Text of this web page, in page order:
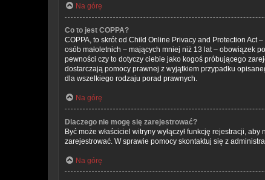
Na górę
Co to jest COPPA?
COPPA, to skrót od Child Online Privacy and Protection Act
osób małoletnich – mających mniej niż 13 lat – obowiązek
pewności czy to dotyczy ciebie jako kogoś próbującego
dostarczają pomocy prawnej z wyjątkiem przypadku
dla wszelkiego rodzaju porad prawnych.
Na górę
Dlaczego nie mogę się zarejestrować?
Być może właściciel witryny wyłączył funkcję rejestracji,
zarejestrować. W sprawie pomocy skontaktuj się z
Na górę